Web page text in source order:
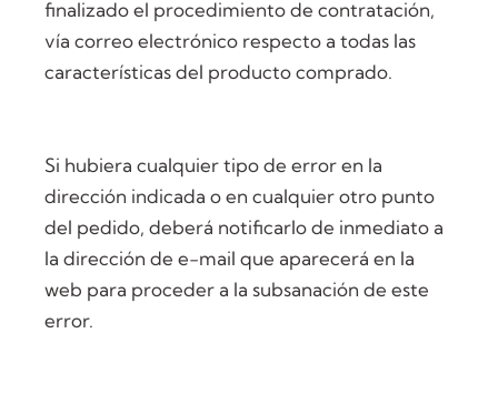
finalizado el procedimiento de contratación,
vía correo electrónico respecto a todas las
características del producto comprado.
Si hubiera cualquier tipo de error en la
dirección indicada o en cualquier otro punto
del pedido, deberá notificarlo de inmediato a
la dirección de e-mail que aparecerá en la
web para proceder a la subsanación de este
error.